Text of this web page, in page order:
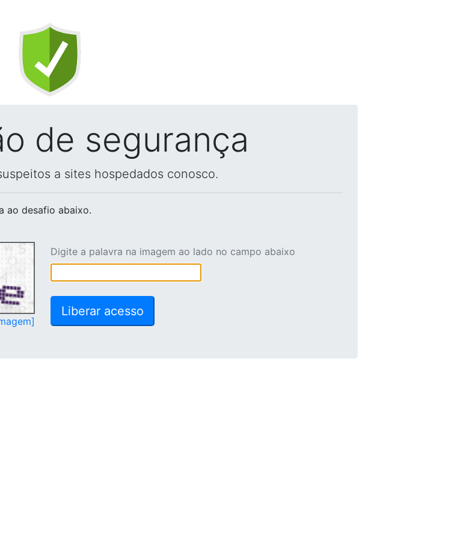
de segurança
a sites hospedados conosco.
ao desafio abaixo.
Digite a palavra na imagem ao lado no campo abaixo